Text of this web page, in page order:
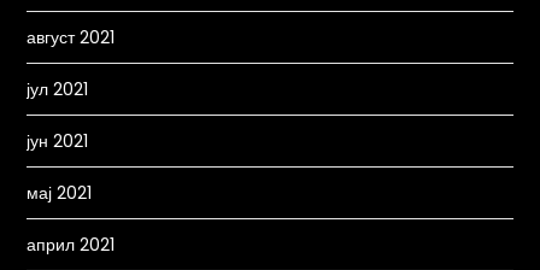
август 2021
јул 2021
јун 2021
мај 2021
април 2021